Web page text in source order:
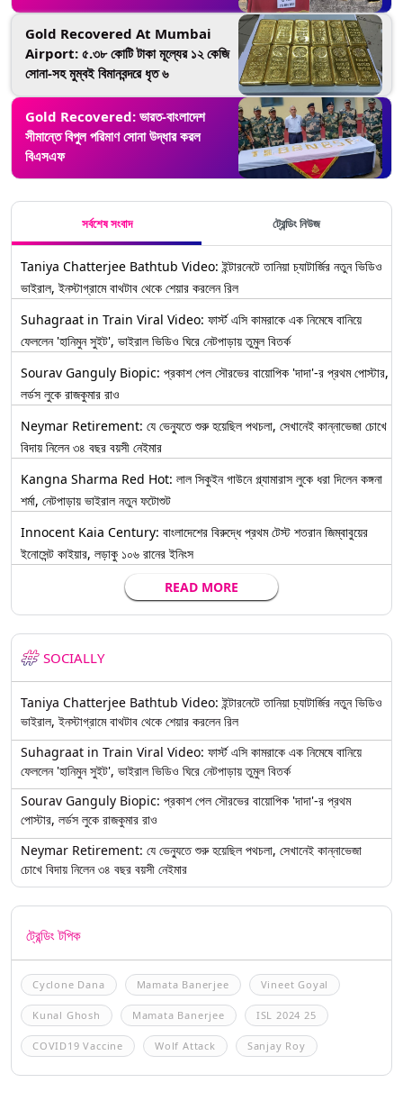
Gold Recovered At Mumbai
Airport: ৫.৩৮ কোটি টাকা মূল্যের ১২ কেজি
সোনা-সহ মুম্বই বিমানবন্দরে ধৃত ৬
Gold Recovered: ভারত-বাংলাদেশ
সীমান্তে বিপুল পরিমাণ সোনা উদ্ধার করল
বিএসএফ
সর্বশেষ সংবাদ ট্রেন্ডিং নিউজ
Taniya Chatterjee Bathtub Video: ইন্টারনেটে তানিয়া চ্যাটার্জির নতুন ভিডিও
ভাইরাল, ইনস্টাগ্রামে বাথটাব থেকে শেয়ার করলেন রিল
Suhagraat in Train Viral Video: ফার্স্ট এসি কামরাকে এক নিমেষে বানিয়ে
ফেললেন 'হানিমুন সুইট', ভাইরাল ভিডিও ঘিরে নেটপাড়ায় তুমুল বিতর্ক
Sourav Ganguly Biopic: প্রকাশ পেল সৌরভের বায়োপিক 'দাদা'-র প্রথম পোস্টার,
লর্ডস লুকে রাজকুমার রাও
Neymar Retirement: যে ভেন্যুতে শুরু হয়েছিল পথচলা, সেখানেই কান্নাভেজা চোখে
বিদায় নিলেন ৩৪ বছর বয়সী নেইমার
Kangna Sharma Red Hot: লাল সিকুইন গাউনে গ্ল্যামারাস লুকে ধরা দিলেন কঙ্গনা
শর্মা, নেটপাড়ায় ভাইরাল নতুন ফটোশুট
Innocent Kaia Century: বাংলাদেশের বিরুদ্ধে প্রথম টেস্ট শতরান জিম্বাবুয়ের
ইনোসেন্ট কাইয়ার, লড়াকু ১০৬ রানের ইনিংস
READ MORE
SOCIALLY
Taniya Chatterjee Bathtub Video: ইন্টারনেটে তানিয়া চ্যাটার্জির নতুন ভিডিও
ভাইরাল, ইনস্টাগ্রামে বাথটাব থেকে শেয়ার করলেন রিল
Suhagraat in Train Viral Video: ফার্স্ট এসি কামরাকে এক নিমেষে বানিয়ে
ফেললেন 'হানিমুন সুইট', ভাইরাল ভিডিও ঘিরে নেটপাড়ায় তুমুল বিতর্ক
Sourav Ganguly Biopic: প্রকাশ পেল সৌরভের বায়োপিক 'দাদা'-র প্রথম
পোস্টার, লর্ডস লুকে রাজকুমার রাও
Neymar Retirement: যে ভেন্যুতে শুরু হয়েছিল পথচলা, সেখানেই কান্নাভেজা
চোখে বিদায় নিলেন ৩৪ বছর বয়সী নেইমার
ট্রেন্ডিং টপিক
Cyclone Dana Mamata Banerjee Vineet Goyal
Kunal Ghosh Mamata Banerjee ISL 2024 25
COVID19 Vaccine Wolf Attack Sanjay Roy